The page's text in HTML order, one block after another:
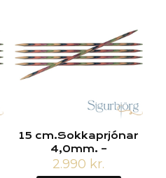
15 cm.Sokkaprjónar
4,0mm. –
2.990 kr.